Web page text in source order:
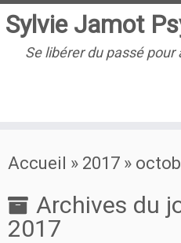
au
contenu
Sylvie Jamot
Se libérer du passé
Accueil » 2017 »
Archives du
2017